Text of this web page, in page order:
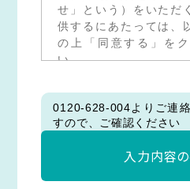
せ」という）をいただ
供するにあたっては、
の上「同意する」を
い。
株式会社イクスポート
２．個人情報保護管理
経営管理部 部長 メ
0120-628-004よりご連
すので、ご確認ください